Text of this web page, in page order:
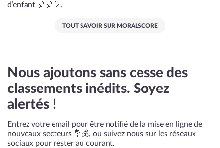
d’enfant 🎈🎈🎈.
TOUT SAVOIR SUR MORALSCORE
Nous ajoutons sans cesse des
classements inédits. Soyez
alertés !
Entrez votre email pour être notifié de la mise en ligne de
nouveaux secteurs 💐💰, ou suivez nous sur les réseaux
sociaux pour rester au courant.